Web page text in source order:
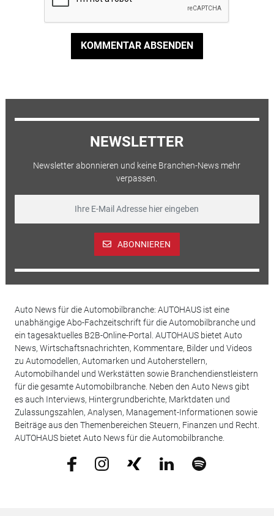
KOMMENTAR ABSENDEN
NEWSLETTER
Newsletter abonnieren und keine Branchen-News mehr
verpassen.
ABONNIEREN
Auto News für die Automobilbranche: AUTOHAUS ist eine
unabhängige Abo-Fachzeitschrift für die Automobilbranche und
ein tagesaktuelles B2B-Online-Portal. AUTOHAUS bietet Auto
News, Wirtschaftsnachrichten, Kommentare, Bilder und Videos
zu Automodellen, Automarken und Autoherstellern,
Automobilhandel und Werkstätten sowie Branchendienstleistern
für die gesamte Automobilbranche. Neben den Auto News gibt
es auch Interviews, Hintergrundberichte, Marktdaten und
Zulassungszahlen, Analysen, Management-Informationen sowie
Beiträge aus den Themenbereichen Steuern, Finanzen und Recht.
AUTOHAUS bietet Auto News für die Automobilbranche.